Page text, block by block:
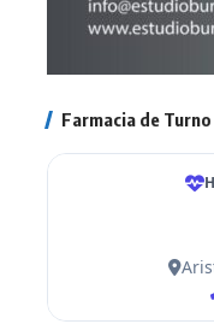
Farmacia de